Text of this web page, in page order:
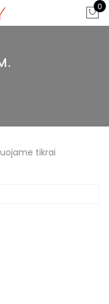
0
tikrai